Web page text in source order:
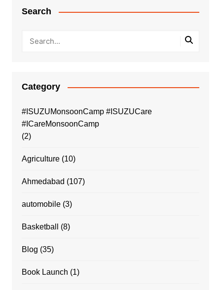
Search
Category
#ISUZUMonsoonCamp #ISUZUCare
#ICareMonsoonCamp
(2)
Agriculture(10)
Ahmedabad (107)
automobile(3)
Basketball (8)
Blog (35)
Book Launch (1)